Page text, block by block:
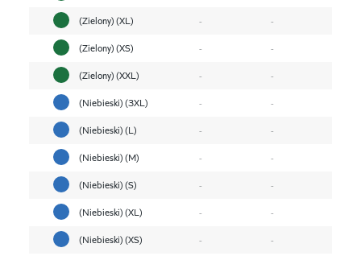
(Zielony) (XL)
-
-
(Zielony) (XS)
-
-
(Zielony) (XXL)
-
-
(Niebieski) (3XL)
-
-
(Niebieski) (L)
-
-
(Niebieski) (M)
-
-
(Niebieski) (S)
-
-
(Niebieski) (XL)
-
-
(Niebieski) (XS)
-
-